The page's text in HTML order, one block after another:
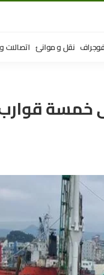
نقل و موانئ اتصالات
خمسة